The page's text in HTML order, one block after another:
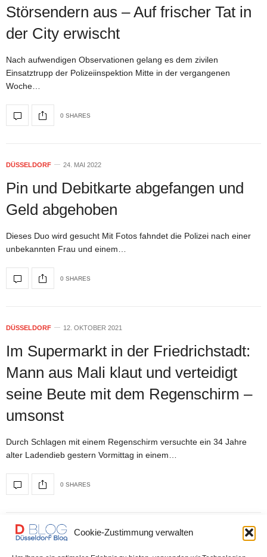
Cookie-Zustimmung verwalten
Störsendern aus – Auf frischer Tat in
der City erwischt
Nach aufwendigen Observationen gelang es dem zivilen
Einsatztrupp der Polizeiinspektion Mitte in der vergangenen
Woche…
0 SHARES
DÜSSELDORF 24. MAI 2022
Pin und Debitkarte abgefangen und
Geld abgehoben
Dieses Duo wird gesucht Mit Fotos fahndet die Polizei nach einer
unbekannten Frau und einem…
0 SHARES
DÜSSELDORF 12. OKTOBER 2021
Im Supermarkt in der Friedrichstadt:
Mann aus Mali klaut und verteidigt
seine Beute mit dem Regenschirm –
umsonst
Durch Schlagen mit einem Regenschirm versuchte ein 34 Jahre
alter Ladendieb gestern Vormittag in einem…
0 SHARES
DÜSSELDORF 1. JULI 2021